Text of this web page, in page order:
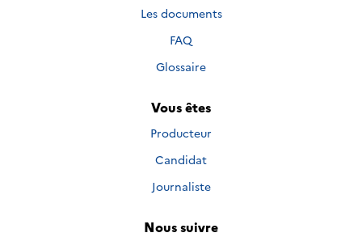
Les documents
FAQ
Glossaire
Vous êtes
Producteur
Candidat
Journaliste
Nous suivre